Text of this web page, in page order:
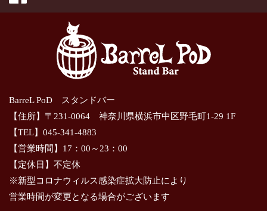
BarreL PoD スタンドバー
【住所】〒231-0064 神奈川県横浜市中区野毛町1-29 1F
【TEL】045-341-4883
【営業時間】17：00～23：00
【定休日】不定休
※新型コロナウィルス感染症拡大防止により
営業時間が変更となる場合がございます